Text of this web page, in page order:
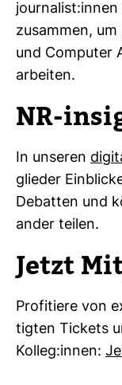
zusammen,
und Com­puter
arbeiten.
NR-​
In unseren
glieder
Debatten und
ander teilen.
Jetzt
Pro­fi­tiere von
tigten Tickets
Kolleg:innen: